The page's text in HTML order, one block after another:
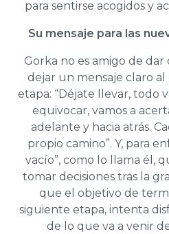
para sentirse acogidos y
Su mensaje para las
Gorka no es amigo de
dejar un mensaje claro
etapa: “Déjate llevar, todo
equivocar, vamos a
adelante y hacia atrás.
propio camino”. Y, para
vacío”, como lo llama él,
tomar decisiones tras la
que el objetivo de
siguiente etapa, intenta
de lo que va a venir